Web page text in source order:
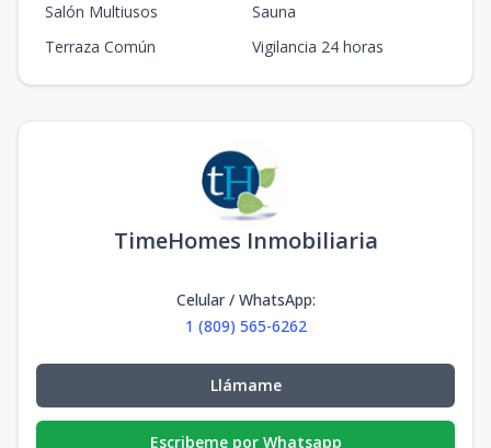
Salón Multiusos
Sauna
Terraza Común
Vigilancia 24 horas
TimeHomes Inmobiliaria
Celular / WhatsApp:
1 (809) 565-6262
Llámame
Escribeme por Whatsapp